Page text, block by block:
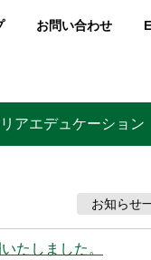
お問い合わせ
アエデュケーション
お知らせ
たしました。